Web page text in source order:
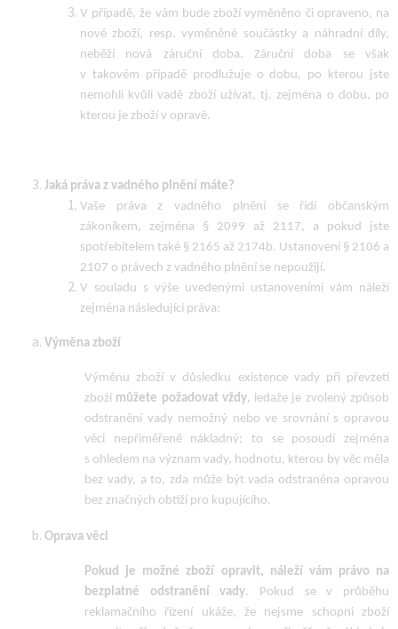
V případě, že vám bude zboží vyměněno či opraveno, na
nové zboží, resp. vyměněné součástky a náhradní díly,
neběží nová záruční doba. Záruční doba se však
v takovém případě prodlužuje o dobu, po kterou jste
nemohli kvůli vadě zboží užívat, tj. zejména o dobu, po
kterou je zboží v opravě.
Jaká práva z vadného plnění máte?
Vaše práva z vadného plnění se řídí občanským
zákoníkem, zejména § 2099 až 2117, a pokud jste
spotřebitelem také § 2165 až 2174b. Ustanovení § 2106 a
2107 o právech z vadného plnění se nepoužijí.
V souladu s výše uvedenými ustanoveními vám náleží
zejména následující práva:
Výměna zboží
Výměnu zboží v důsledku existence vady při převzetí
zboží můžete požadovat vždy, ledaže je zvolený způsob
odstranění vady nemožný nebo ve srovnání s opravou
věci nepřiměřeně nákladný; to se posoudí zejména
s ohledem na význam vady, hodnotu, kterou by věc měla
bez vady, a to, zda může být vada odstraněna opravou
bez značných obtíží pro kupujícího.
Oprava věci
Pokud je možné zboží opravit, náleží vám právo na
bezplatné odstranění vady.
Pokud se v průběhu
reklamačního řízení ukáže, že nejsme schopni zboží